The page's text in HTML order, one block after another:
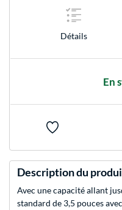
Détails
En
Description du
Avec une capacité allant
standard de 3,5 pouces